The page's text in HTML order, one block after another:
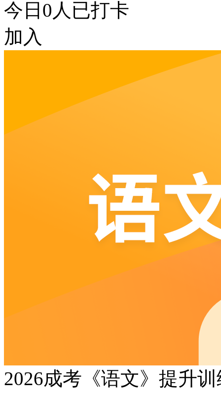
今日 0 人已打卡
加入
2026成考《语文》提升